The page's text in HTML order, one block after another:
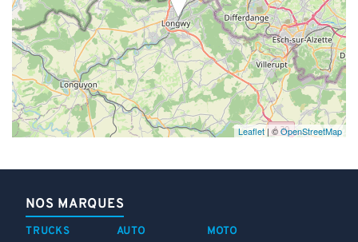
Leaflet| ©OpenStreetMap
NOS MARQUES
TRUCKS AUTO MOTO